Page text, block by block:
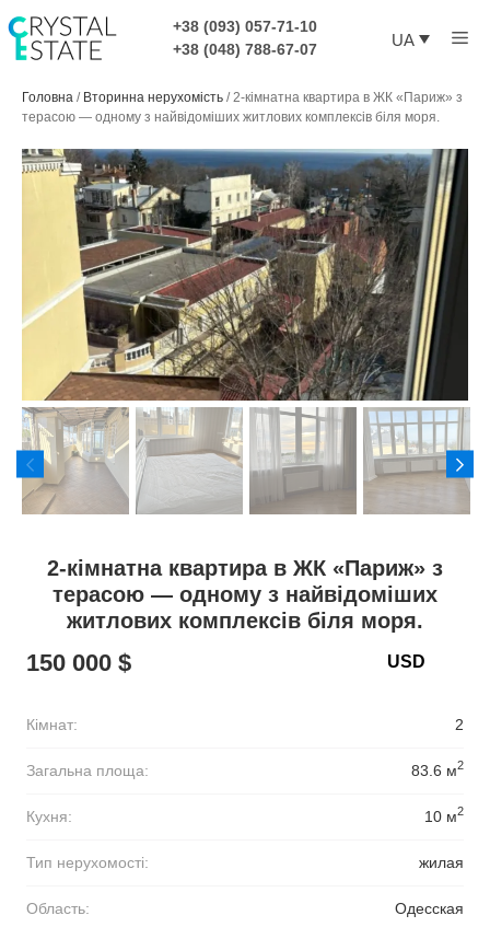
до
контенту
+38 (093) 057-71-10
+38 (048) 788-67-07
UA
Головна / Вторинна нерухомість /2-кімнатна квартира в ЖК «Париж» з
терасою — одному з найвідоміших житлових комплексів біля моря.
2-кімнатна квартира в ЖК «Париж» з
терасою — одному з найвідоміших
житлових комплексів біля моря.
150 000 $
Кімнат: 2
Загальна площа: 83.6 м2
Кухня: 10 м2
Тип нерухомості: жилая
Область: Одесская